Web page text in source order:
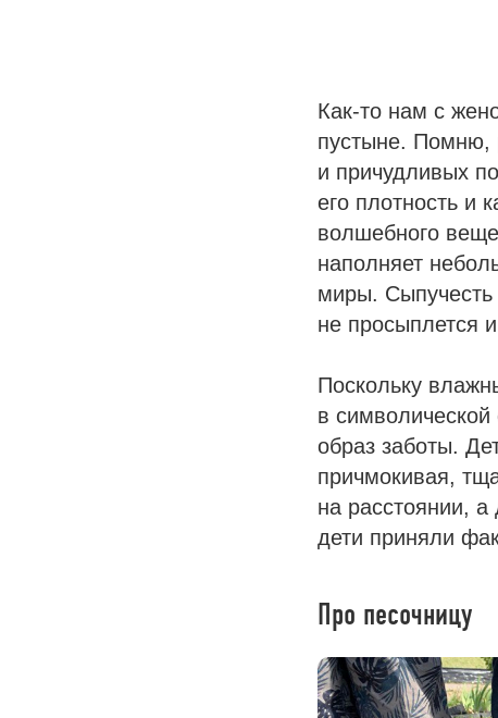
Как-то нам с
пустыне. Помню,
и причудливых
его плотность и
волшебного
наполняет
миры. Сыпучесть
не просыплется
Поскольку
в
образ заботы.
причмокивая,
на расстоянии,
дети приняли
Про песочницу